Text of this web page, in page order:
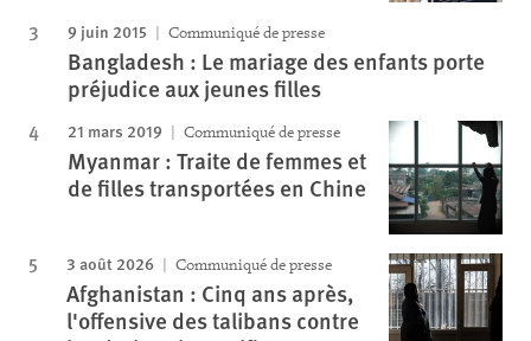
9 juin 2015 Communiqué de presse
Bangladesh : Le mariage des enfants porte
préjudice aux jeunes filles
21 mars 2019 Communiqué de presse
Myanmar : Traite de femmes et
de filles transportées en Chine
3 août 2026 Communiqué de presse
Afghanistan : Cinq ans après,
l'offensive des talibans contre